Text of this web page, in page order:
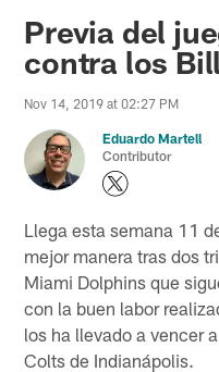
Previa del
contra los
Nov 14, 2019 at 02:27 PM
Eduardo Martell
Contributor
Llega esta semana 11
mejor manera tras dos
Miami Dolphins que
con la buen labor
los ha llevado a vencer
Colts de Indianápolis.